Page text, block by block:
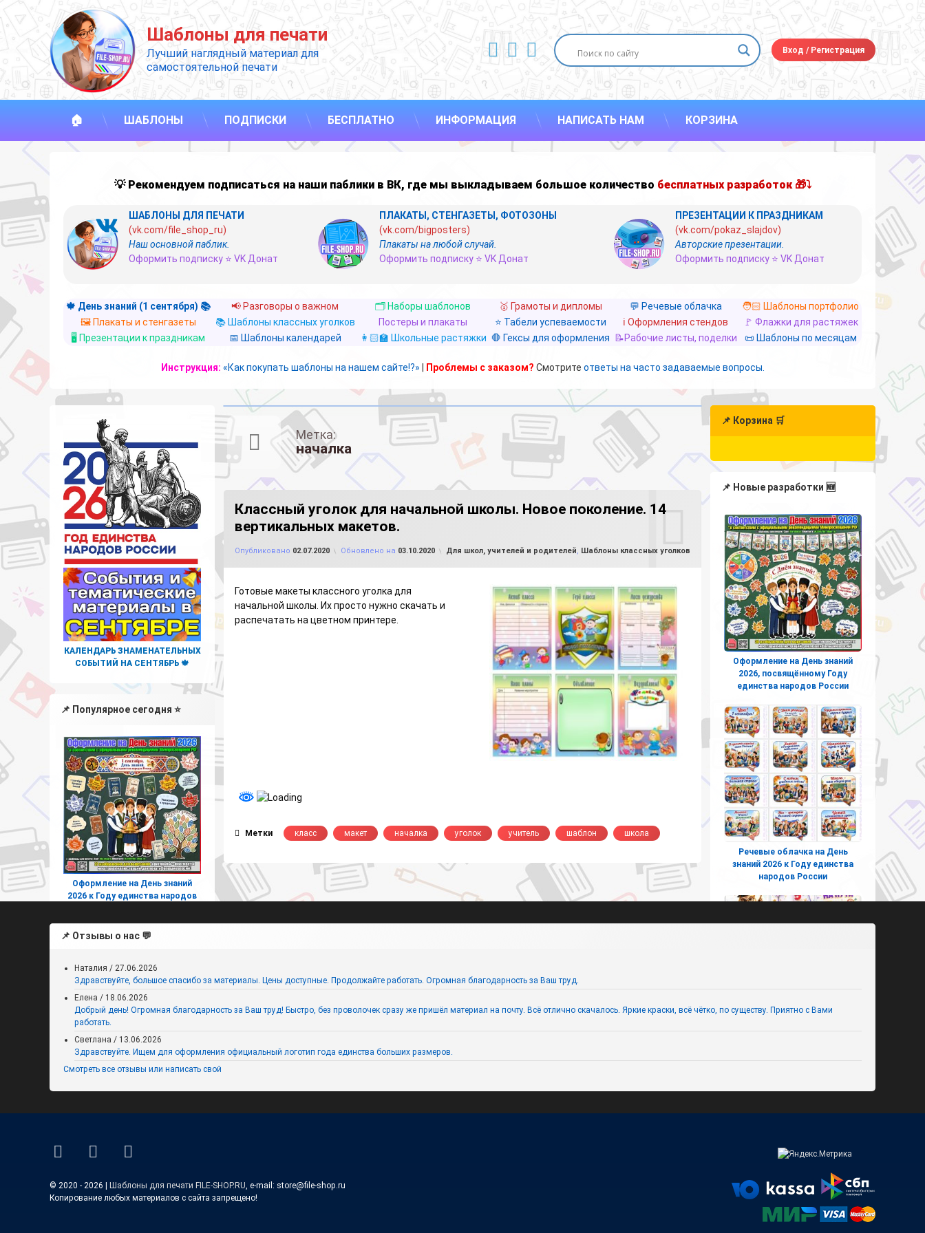
Перейти
к
содержимому
Шаблоны для печати
Лучший наглядный материал для
самостоятельной печати
ВКонтакте
YouTube
E-mail Вход /Регистрация
🏠 ШАБЛОНЫ ПОДПИСКИ БЕСПЛАТНО ИНФОРМАЦИЯ НАПИСАТЬ НАМ КОРЗИНА
💡 Рекомендуем подписаться на наши паблики в ВК, где мы выкладываем большое количество бесплатных разработок 🎁⤵
ШАБЛОНЫ ДЛЯ ПЕЧАТИ
(vk.com/file_shop_ru)
Наш основной паблик.
Оформить подписку ⭐ VK Донат
ПЛАКАТЫ, СТЕНГАЗЕТЫ, ФОТОЗОНЫ
(vk.com/bigposters)
Плакаты на любой случай.
Оформить подписку ⭐ VK Донат
ПРЕЗЕНТАЦИИ К ПРАЗДНИКАМ
(vk.com/pokaz_slajdov)
Авторские презентации.
Оформить подписку ⭐ VK Донат
🍁 День знаний (1 сентября) 📚 📢 Разговоры о важном 🗂️ Наборы шаблонов 🥇 Грамоты и дипломы 💬 Речевые облачка
🧑🏻 Шаблоны портфолио
🖼️ Плакаты и стенгазеты
📚 Шаблоны классных уголков Постеры и плакаты ⭐ Табели успеваемости ℹ️ Оформления стендов
🚩 Флажки для растяжек
🖥️ Презентации к праздникам
📅 Шаблоны календарей 👩🏻‍🏫 Школьные растяжки 🛑 Гексы для оформления 📝Рабочие листы, поделки 📜 Шаблоны по месяцам
Инструкция: «Как покупать шаблоны на нашем сайте!?» Проблемы с заказом? Смотрите ответы на часто задаваемые вопросы.
Метка:
началка
Классный уголок для начальной школы. Новое поколение. 14
вертикальных макетов.
Опубликовано 02.07.2020 Обновлено на 03.10.2020 Рубрики:
Для школ, учителей и родителей, Шаблоны классных уголков
Готовые макеты классного уголка для
начальной школы. Их просто нужно скачать и
распечатать на цветном принтере.
Метки класс макет началка уголок учитель шаблон школа
КАЛЕНДАРЬ ЗНАМЕНАТЕЛЬНЫХ
СОБЫТИЙ НА СЕНТЯБРЬ 🍁
📌 Популярное сегодня ⭐
Оформление на День знаний
2026 к Году единства народов
Умный сентябрь
📌 Корзина 🛒
📌 Новые разработки 🆕
Оформление на День знаний
2026, посвящённому Году
единства народов России
Речевые облачка на День
знаний 2026 к Году единства
народов России
📌 Отзывы о нас 💬
Наталия / 27.06.2026
Здравствуйте, большое спасибо за материалы. Цены доступные. Продолжайте работать. Огромная благодарность за Ваш труд.
Елена / 18.06.2026
Добрый день! Огромная благодарность за Ваш труд! Быстро, без проволочек сразу же пришёл материал на почту. Всё отлично скачалось. Яркие краски, всё чётко, по существу. Приятно с Вами
работать.
Светлана / 13.06.2026
Здравствуйте. Ищем для оформления официальный логотип года единства больших размеров.
Смотреть все отзывы или написать свой
ВКонтакте
YouTube
E-mail
© 2020 - 2026 | Шаблоны для печати FILE-SHOP.RU, e-mail: store@file-shop.ru
Копирование любых материалов с сайта запрещено!